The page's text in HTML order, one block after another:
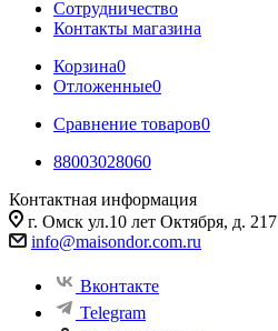
Сотрудничество
Контакты магазина
Корзина0
Отложенные0
Сравнение товаров0
88003028060
Контактная информация
г. Омск ул.10 лет Октября, д. 217
info@maisondor.com.ru
Вконтакте
Telegram